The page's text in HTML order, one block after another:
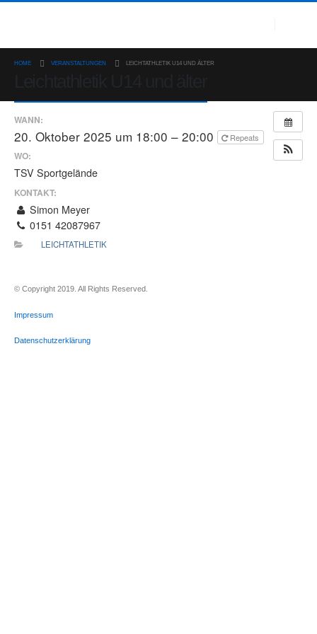
HOME VERANSTALTUNGEN LEICHTATHLETIK U14 UND ÄLTER
WANN:
20. Oktober 2025 um 18:00 – 20:00 Repeats
WO:
TSV Sportgelände
KONTAKT:
Simon Meyer
0151 42087967
LEICHTATHLETIK
© Copyright 2019. All Rights Reserved.
Impressum
Datenschutzerklärung